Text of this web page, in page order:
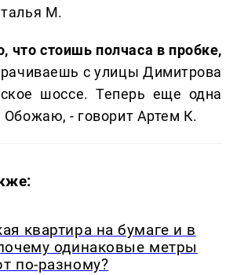
М.
что стоишь полчаса в пробке,
с улицы Димитрова
шоссе. Теперь еще одна
Обожаю, - говорит Артем К.
квартира на бумаге и в
одинаковые метры
по-разному?